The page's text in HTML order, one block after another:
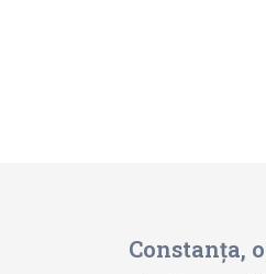
Constanța,